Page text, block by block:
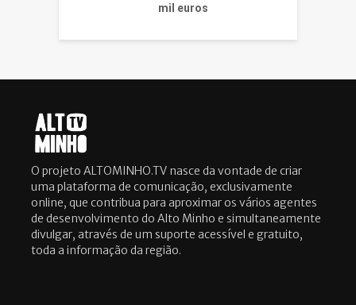
mil euros
O projeto ALTOMINHO.TV nasce da vontade de criar
uma plataforma de comunicação, exclusivamente
online, que contribua para aproximar os vários agentes
de desenvolvimento do Alto Minho e simultaneamente
divulgar, através de um suporte acessível e gratuito,
toda a informação da região.